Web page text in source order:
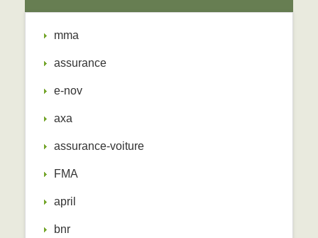
mma
assurance
e-nov
axa
assurance-voiture
FMA
april
bnr